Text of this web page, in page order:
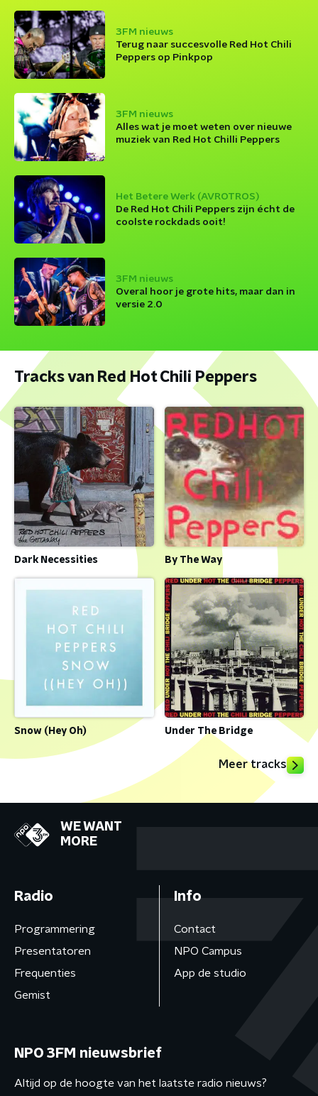
3FM nieuws
Terug naar succesvolle Red Hot Chili
Peppers op Pinkpop
3FM nieuws
Alles wat je moet weten over nieuwe
muziek van Red Hot Chilli Peppers
Het Betere Werk (AVROTROS)
De Red Hot Chili Peppers zijn écht de
coolste rockdads ooit!
3FM nieuws
Overal hoor je grote hits, maar dan in
versie 2.0
Tracks van Red Hot Chili Peppers
Dark Necessities By The Way
Snow (Hey Oh) Under The Bridge
Meer tracks
WE WANT
MORE
Radio
Programmering
Presentatoren
Frequenties
Gemist
Info
Contact
NPO Campus
App de studio
NPO 3FM nieuwsbrief
Altijd op de hoogte van het laatste radio nieuws?